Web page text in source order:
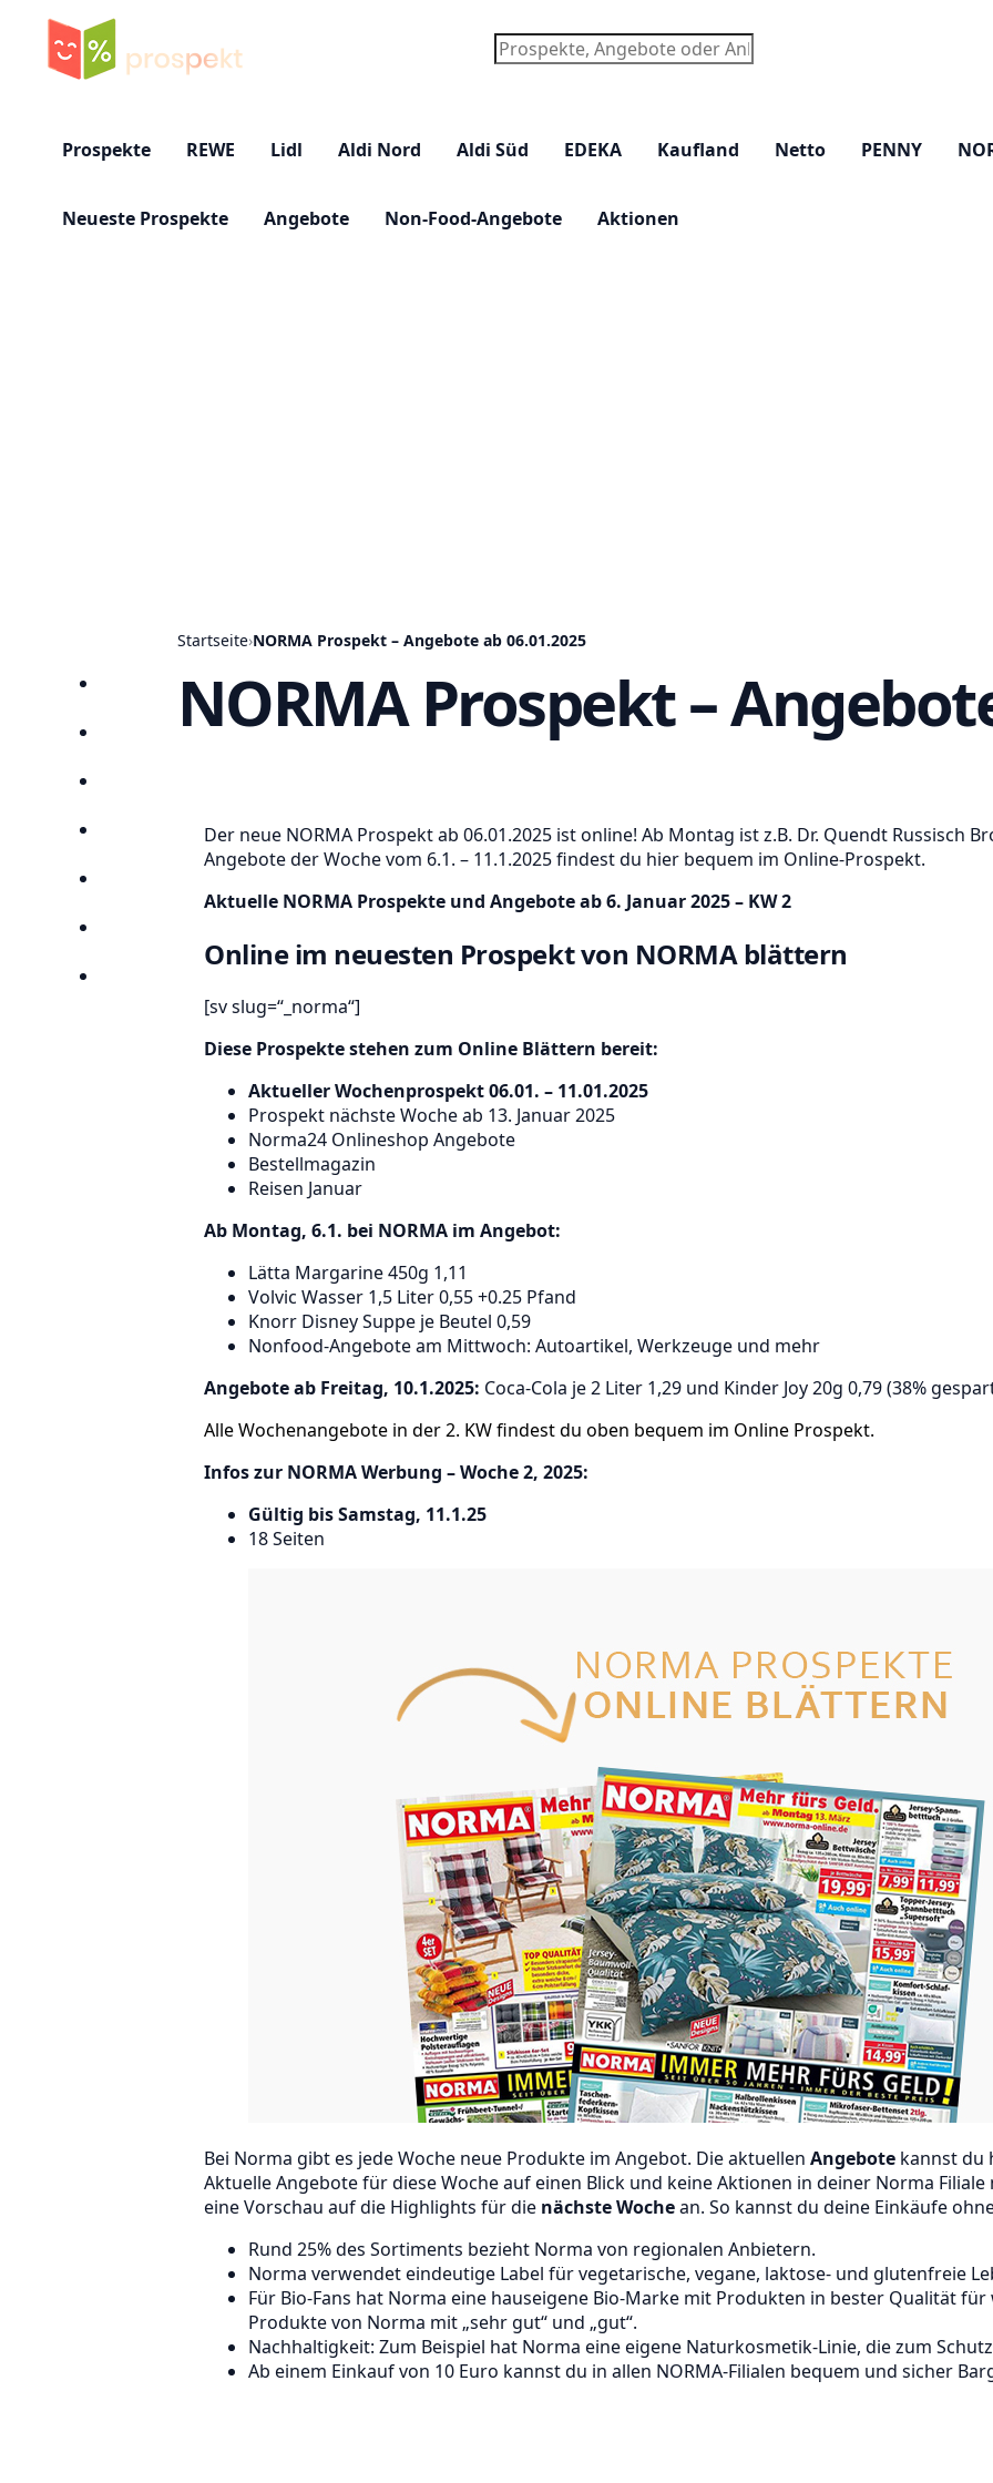
Suchen
Prospekte REWE Lidl Aldi Nord Aldi Süd EDEKA Kaufland Netto PENNY
Neueste Prospekte Angebote Non-Food-Angebote Aktionen
Startseite
Startseite›NORMA Prospekt – Angebote ab 06.01.2025
NORMA Prospekt –
Der neue NORMA Prospekt ab 06.01.2025 ist online! Ab Montag ist z.B. Dr. Quendt Russisch
Angebote der Woche vom 6.1. – 11.1.2025 findest du hier bequem im Online-Prospekt.
Aktuelle NORMA Prospekte und Angebote ab 6. Januar 2025 – KW 2
Online im neuesten Prospekt von NORMA blättern
[sv slug=“_norma“]
Diese Prospekte stehen zum Online Blättern bereit:
Aktueller Wochenprospekt 06.01. – 11.01.2025
Prospekt nächste Woche ab 13. Januar 2025
Norma24 Onlineshop Angebote
Bestellmagazin
Reisen Januar
Ab Montag, 6.1. bei NORMA im Angebot:
Lätta Margarine 450g 1,11
Volvic Wasser 1,5 Liter 0,55 +0.25 Pfand
Knorr Disney Suppe je Beutel 0,59
Nonfood-Angebote am Mittwoch: Autoartikel, Werkzeuge und mehr
Angebote ab Freitag, 10.1.2025: Coca-Cola je 2 Liter 1,29 und Kinder Joy 20g 0,79 (38%
Alle Wochenangebote in der 2. KW findest du oben bequem im Online Prospekt.
Infos zur NORMA Werbung –Woche 2, 2025:
Gültig bis Samstag, 11.1.25
18 Seiten
Bei Norma gibt es jede Woche neue Produkte im Angebot. Die aktuellen Angebote kannst du
Aktuelle Angebote für diese Woche auf einen Blick und keine Aktionen in deiner Norma
eine Vorschau auf die Highlights für die nächste Wochean. So kannst du deine Einkäufe
Rund 25% des Sortiments bezieht Norma von regionalen Anbietern.
Norma verwendet eindeutige Label für vegetarische, vegane, laktose- und glutenfreie
Für Bio-Fans hat Norma eine hauseigene Bio-Marke mit Produkten in bester Qualität
Produkte von Norma mit „sehr gut“ und „gut“.
Nachhaltigkeit: Zum Beispiel hat Norma eine eigene Naturkosmetik-Linie, die zum
Ab einem Einkauf von 10 Euro kannst du in allen NORMA-Filialen bequem und sicher